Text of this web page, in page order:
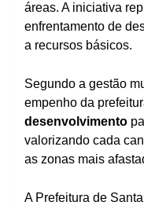
áreas. A iniciativa
enfrentamento de
a recursos básicos.
Segundo a gestão
empenho da
desenvolvimento
valorizando cada
as zonas mais
A Prefeitura de